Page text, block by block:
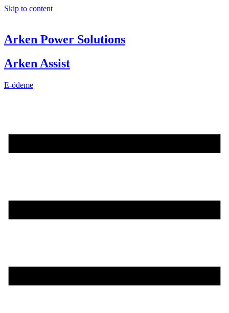
Skip to content
Arken Power Solutions
Arken Assist
E-ödeme